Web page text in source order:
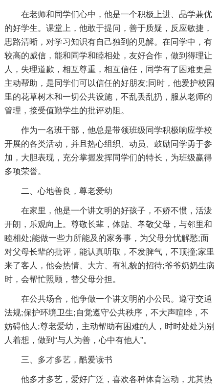
在老师和同学们心中，他是一个积极上进、品学兼优
的好学生。课堂上，他敢于提问，善于质疑，反应敏捷，
思路清晰，对学习知识有自己独到的见解。在同学中，有
较高的威信，能和同学和睦相处，友好合作，做到得理让
人，失理道歉，相互尊重，相互信任，同学有了困难更是
主动帮助，是同学们可以信任的好朋友;同时，他爱护校园
里的花草树木和一切公共设施，不乱丢乱扔，服从老师的
管理，接受值勤学生的批评劝阻。
作为一名班干部，他总是带领班级同学积极响应学校
开展的各类活动，并且热心组织、动员、鼓励同学勇于参
加，大胆表现，充分掌握发挥同学们的特长，为班级赢得
多项荣誉。
二、心地善良，尊老爱幼
在家里，他是一个讲文明的好孩子，不娇不惯，活泼
开朗，乐观向上。尊敬长辈，体贴、孝敬父母，与邻里和
睦相处;能做一些力所能及的家务事，为父母分忧解愁;面
对父母长辈的批评，能认真听取，不发脾气，不顶撞;家里
来了客人，他会热情、大方、有礼貌的招待;爷爷奶奶生病
时，会帮忙照顾，替父母分担。
在公共场合，他争做一个讲文明的小公民。遵守交通
法规;保护环境卫生;自觉遵守公共秩序，不大声喧哗，不
妨碍他人;尊老爱幼，主动帮助有困难的人，时时处处为别
人着想，做到“与人为善，心中有他人”。
三、多才多艺，酷爱读书
他多才多艺，爱好广泛，喜欢各种体育运动，尤其热